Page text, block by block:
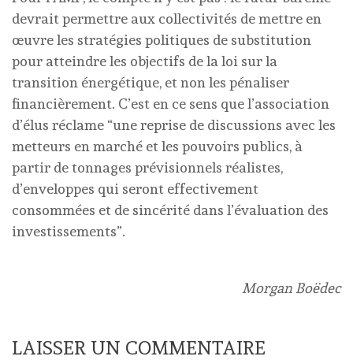
devrait permettre aux collectivités de mettre en
œuvre les stratégies politiques de substitution
pour atteindre les objectifs de la loi sur la
transition énergétique, et non les pénaliser
financièrement. C’est en ce sens que l’association
d’élus réclame “une reprise de discussions avec les
metteurs en marché et les pouvoirs publics, à
partir de tonnages prévisionnels réalistes,
d’enveloppes qui seront effectivement
consommées et de sincérité dans l’évaluation des
investissements”.
Morgan Boëdec
LAISSER UN COMMENTAIRE